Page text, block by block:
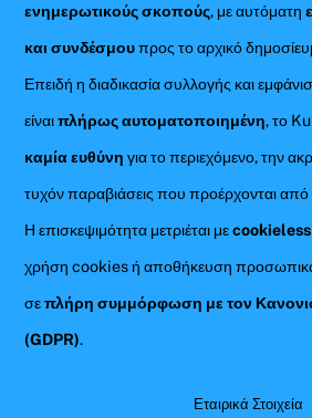
ενημερωτικούς σκοπούς, με αυτόματη
και συνδέσμουπρος το αρχικό
Επειδή η διαδικασία συλλογής και
είναιπλήρως αυτοματοποιημένη, το
καμία ευθύνη για το περιεχόμενο, την
τυχόν παραβιάσεις που προέρχονται από
Η επισκεψιμότητα μετριέται μεcookieless
χρήση cookies ή αποθήκευση
σεπλήρη συμμόρφωση με τον
(GDPR).
Εταιρικά Στοιχεία